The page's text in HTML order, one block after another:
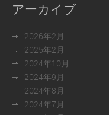
アーカイブ
2026年2月
2025年2月
2024年10月
2024年9月
2024年8月
2024年7月